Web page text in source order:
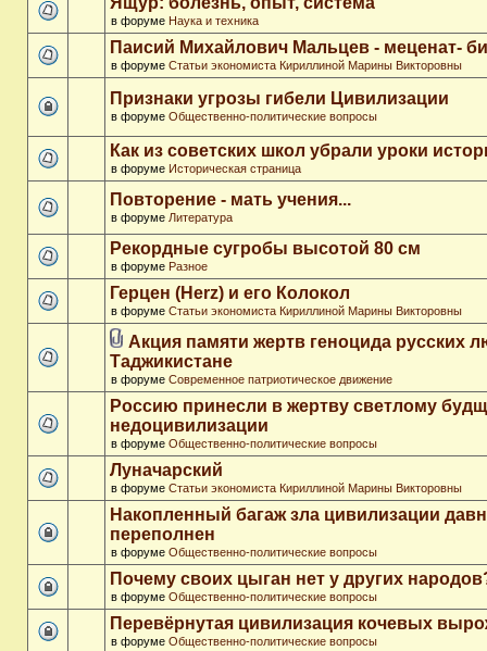
в форуме Наука и техника
Паисий Михайлович Мальцев - меценат-
в форуме Статьи экономиста Кириллиной Марины Викторовны
Признаки угрозы гибели Цивилизации
в форуме Общественно-политические вопросы
Как из советских школ убрали уроки
в форуме Историческая страница
Повторение - мать учения...
в форуме Литература
Рекордные сугробы высотой 80 см
в форуме Разное
Герцен (Herz) и его Колокол
в форуме Статьи экономиста Кириллиной Марины Викторовны
Акция памяти жертв геноцида русских
Таджикистане
в форуме Современное патриотическое движение
Россию принесли в жертву светлому
недоцивилизации
в форуме Общественно-политические вопросы
Луначарский
в форуме Статьи экономиста Кириллиной Марины Викторовны
Накопленный багаж зла цивилизации
переполнен
в форуме Общественно-политические вопросы
Почему своих цыган нет у других
в форуме Общественно-политические вопросы
Перевёрнутая цивилизация кочевых
в форуме Общественно-политические вопросы